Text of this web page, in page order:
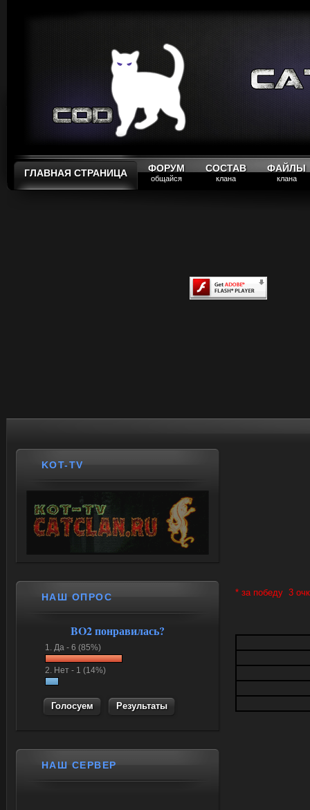
ГЛАВНАЯ СТРАНИЦА ФОРУМ
общайся
СОСТАВ
клана
ФАЙЛЫ
клана
* за победу 3
KOT-TV
НАШ ОПРОС
BO2 понравилась?
1. Да - 6 (85%)
2. Нет - 1 (14%)
Результаты
НАШ СЕРВЕР